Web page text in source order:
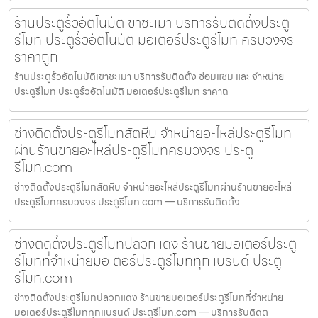
ร้านประตูรั้วอัตโนมัติเขาชะเมา บริการรับติดตั้งประตู
รีโมท ประตูรั้วอัตโนมัติ มอเตอร์ประตูรีโมท ครบวงจร
ราคาถูก
ร้านประตูรั้วอัตโนมัติเขาชะเมา บริการรับติดตั้ง ซ่อมแซม และ จำหน่าย
ประตูรีโมท ประตูรั้วอัตโนมัติ มอเตอร์ประตูรีโมท ราคาถ
ช่างติดตั้งประตูรีโมทสัตหีบ จำหน่ายอะไหล่ประตูรีโมท
ผ่านร้านขายอะไหล่ประตูรีโมทครบวงจร ประตู
รีโมท.com
ช่างติดตั้งประตูรีโมทสัตหีบ จำหน่ายอะไหล่ประตูรีโมทผ่านร้านขายอะไหล่
ประตูรีโมทครบวงจร ประตูรีโมท.com — บริการรับติดตั้ง
ช่างติดตั้งประตูรีโมทปลวกแดง ร้านขายมอเตอร์ประตู
รีโมทที่จำหน่ายมอเตอร์ประตูรีโมททุกแบรนด์ ประตู
รีโมท.com
ช่างติดตั้งประตูรีโมทปลวกแดง ร้านขายมอเตอร์ประตูรีโมทที่จำหน่าย
มอเตอร์ประตูรีโมททุกแบรนด์ ประตูรีโมท.com — บริการรับติดต